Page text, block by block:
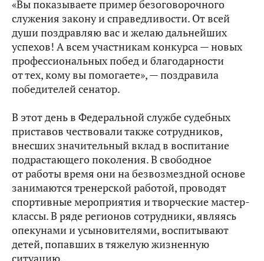
«Вы показываете пример безоговорочного
служения закону и справедливости. От всей
души поздравляю вас и желаю дальнейших
успехов! А всем участникам конкурса — новых
профессиональных побед и благодарности
от тех, кому вы помогаете», — поздравила
победителей сенатор.
В этот день в Федеральной службе судебных
приставов чествовали также сотрудников,
внесших значительный вклад в воспитание
подрастающего поколения. В свободное
от работы время они на безвозмездной основе
занимаются тренерской работой, проводят
спортивные мероприятия и творческие мастер-
классы. В ряде регионов сотрудники, являясь
опекунами и усыновителями, воспитывают
детей, попавших в тяжелую жизненную